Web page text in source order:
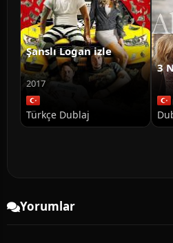
Şanslı Logan izle
2017
Türkçe Dublaj
3
Yorumlar